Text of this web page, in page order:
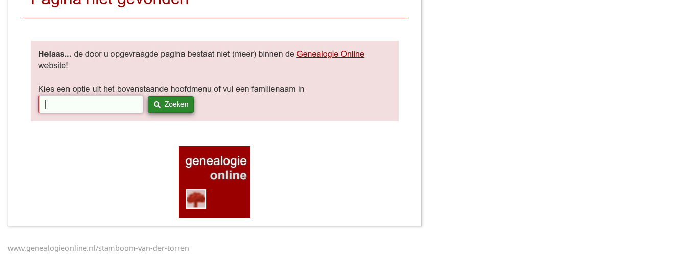
www.genealogieonline.nl/stamboom-van-der-torren